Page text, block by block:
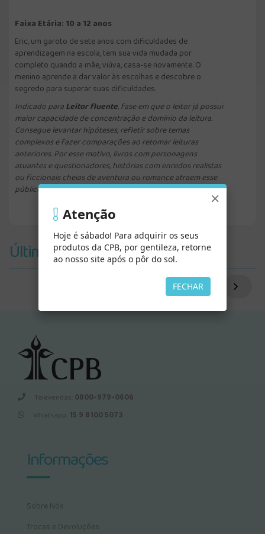
Faixa Etária: 10 a 12 anos
Eric, um garoto de sete anos com dificuldades de
aprendizagem na escola, tem sua vida mudada por
completo quando a mãe, viúva, casa-se novamente. O
menino aprende a dar valor às escolhas e descobre o
segredo para superar suas dificuldades.
Indicado paraLeitor fluente, fase em que o leitor já possui
maior capacidade de concentração e domínio da leitura.
Consegue levantar hipóteses, refletir sobre temas
complexos e fazer comparações ao retomar leituras
anteriores. Por esse motivo, livros com personagens
atuantes e questionadores, histórias com enredos realistas
ou ficcionais cheias de aventura ou romance atraem esse
público.
Últimos Vistos
Televendas: 0800-979-0606
Whatsapp: 15 9 8100 5073
Informações
Sobre Nós
Trocas e Devoluções
×
Atenção
Hoje é sábado! Para adquirir os seus
produtos da CPB, por gentileza, retorne
ao nosso site após o pôr do sol.
FECHAR